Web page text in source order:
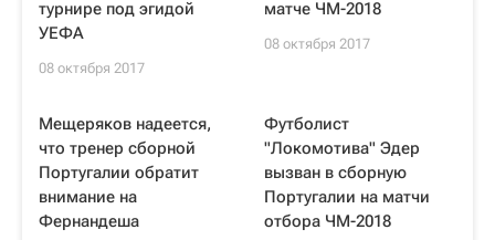
турнире под эгидой
УЕФА
08 октября 2017
матче ЧМ-2018
08 октября 2017
Мещеряков надеется,
что тренер сборной
Португалии обратит
внимание на
Фернандеша
Футболист
"Локомотива" Эдер
вызван в сборную
Португалии на матчи
отбора ЧМ-2018